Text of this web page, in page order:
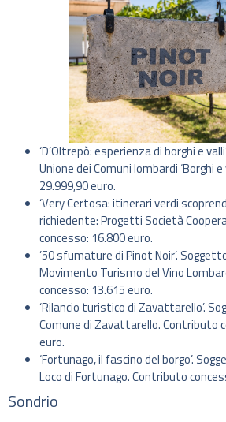
‘D’Oltrepò: esperienza di borghi e
Unione dei Comuni lombardi ‘Borghi e
29.999,90 euro.
‘Very Certosa: itinerari verdi
richiedente: Progetti Società
concesso: 16.800 euro.
’50 sfumature di Pinot Noir’.
Movimento Turismo del Vino
concesso: 13.615 euro.
‘Rilancio turistico di Zavattarello’.
Comune di Zavattarello. Contributo
euro.
‘Fortunago, il fascino del borgo’.
Loco di Fortunago. Contributo
Sondrio